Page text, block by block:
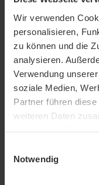
Wir verwenden
personalisieren,
zu können und die
analysieren.
Verwendung
soziale Medien,
Partner führen
weiteren Daten
Notwendig
Monatswert
Gesamtkosten
Aufschlag
kumulierter
des laufenden
Gesamtkosten